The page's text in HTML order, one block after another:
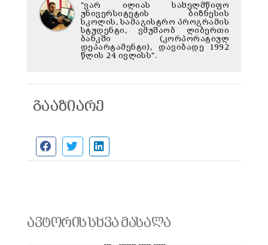
"ვარ ილიას სახელმწიფო
უნივერსიტეტის ბიზნესის
სკოლის, სამაგისტრო პროგრამის
სტუდენტი, ვმუშაობ ლიბერთი
ბანკში (კორპორატიულ
დეპარტამენტი), დავიბადე 1992
წლის 24 ივლისს".
გააზიარე
ავტორის სხვა მასალა